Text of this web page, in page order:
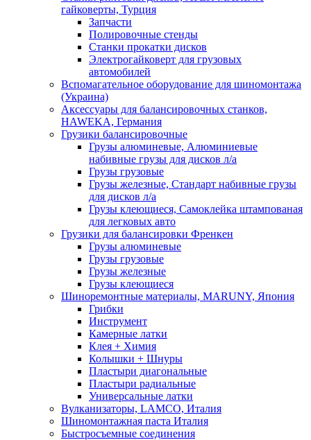
гайковерты, Турция
Запчасти
Полировочные стенды
Станки прокатки дисков
Электрогайковерт для грузовых
автомобилей
Вспомагательное оборудование для шиномонтажа
(Украина)
Аксессуары для балансировочных станков,
HAWEKA, Германия
Грузики балансировочные
Грузы алюминевые, Алюминиевые
набивные грузы для дисков л/а
Грузы грузовые
Грузы железные, Cтандарт набивные грузы
для дисков л/а
Грузы клеющиеся, Самоклейка штампованая
для легковых авто
Грузики для балансировки Френкен
Грузы алюминевые
Грузы грузовые
Грузы железные
Грузы клеющиеся
Шиноремонтные материалы, MARUNY, Япония
Грибки
Инструмент
Камерные латки
Клея + Химия
Колышки + Шнуры
Пластыри диагональные
Пластыри радиальные
Универсальные латки
Вулканизаторы, LAMCO, Италия
Шиномонтажная паста Италия
Быстросъемные соединения